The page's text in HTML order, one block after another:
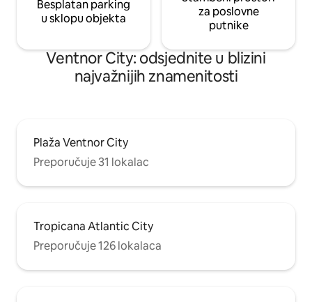
Besplatan parking
u sklopu objekta
za poslovne
putnike
Ventnor City: odsjednite u blizini
najvažnijih znamenitosti
Plaža Ventnor City
Preporučuje 31 lokalac
Tropicana Atlantic City
Preporučuje 126 lokalaca